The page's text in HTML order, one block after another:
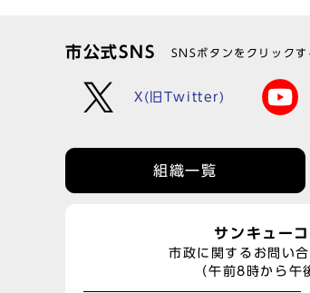
市公式SNS SNSボタンをクリック
X(旧Twitter)
組織一覧
サンキュー
市政に関するお問い
（午前8時から